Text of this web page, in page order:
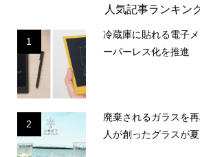
人気記事ランキン
1
冷蔵庫に貼れる電子
ーパーレス化を推進
2
廃棄されるガラスを
人が創ったグラスが